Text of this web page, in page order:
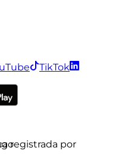
TikTok
registrada por